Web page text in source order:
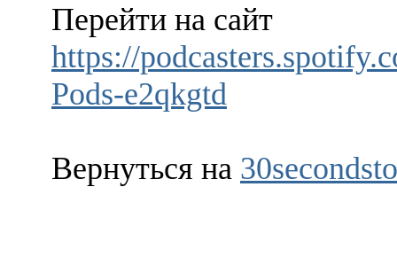
Перейти на сайт
https://
Pods-e2qkgtd
Вернуться на